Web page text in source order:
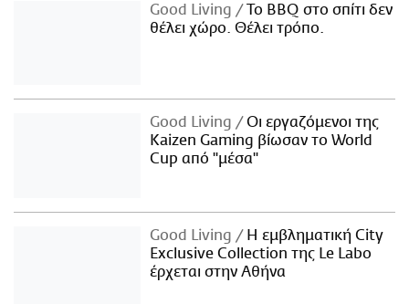
Good Living
Το BBQ στο σπίτι δεν
θέλει χώρο. Θέλει τρόπο.
Good Living
Οι εργαζόμενοι της
Kaizen Gaming βίωσαν το World
Cup από "μέσα"
Good Living
Η εμβληματική City
Exclusive Collection της Le Labo
έρχεται στην Αθήνα